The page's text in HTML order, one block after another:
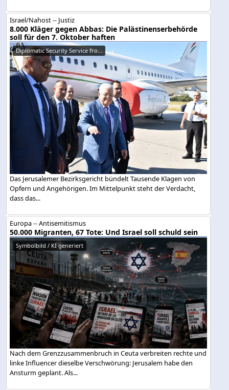
Israel/Nahost -- Justiz
8.000 Kläger gegen Abbas: Die Palästinenserbehörde
soll für den 7. Oktober haften
Diplomatic Security Service fro...
Das Jerusalemer Bezirksgericht bündelt Tausende Klagen von
Opfern und Angehörigen. Im Mittelpunkt steht der Verdacht,
dass das...
Europa -- Antisemitismus
50.000 Migranten, 67 Tote: Und Israel soll schuld sein
Symbolbild / KI generiert
Nach dem Grenzzusammenbruch in Ceuta verbreiten rechte und
linke Influencer dieselbe Verschwörung: Jerusalem habe den
Ansturm geplant. Als...